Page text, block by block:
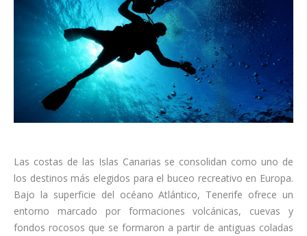
Las costas de las Islas Canarias se consolidan como uno de
los destinos más elegidos para el buceo recreativo en Europa.
Bajo la superficie del océano Atlántico, Tenerife ofrece un
entorno marcado por formaciones volcánicas, cuevas y
fondos rocosos que se formaron a partir de antiguas coladas